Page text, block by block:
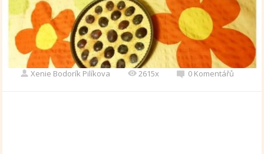
Xenie Bodorík Pilíkova 2615x 0 Komentářů